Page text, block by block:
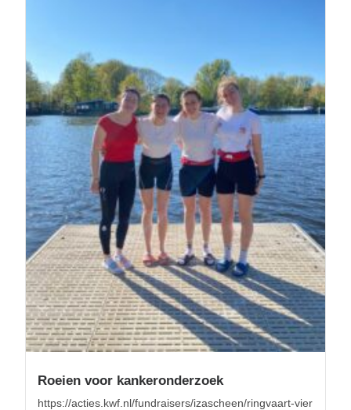
Roeien voor kankeronderzoek
https://acties.kwf.nl/fundraisers/izascheen/ringvaart-vier